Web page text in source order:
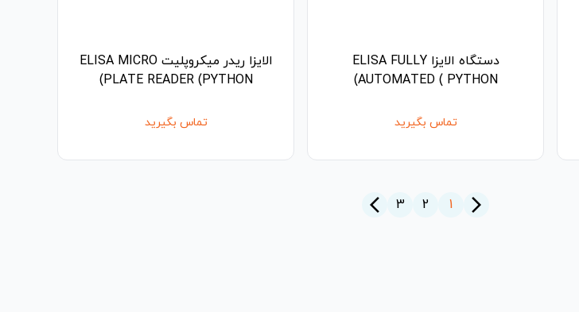
دستگاه الایزا ELISA FULLY
AUTOMATED ( PYTHON)
تماس بگیرید
الایزا ریدر میکروپلیت ELISA MICRO
PLATE READER (PYTHON)
تماس بگیرید
arrow_forward_ios
1
2
3
arrow_back_ios_new